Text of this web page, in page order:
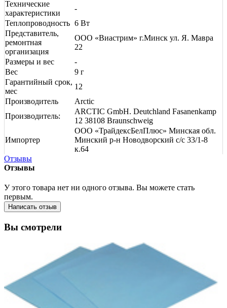
Технические
характеристики
-
Теплопроводность 6 Вт
Представитель,
ремонтная
организация
ООО «Виастрим» г.Минск ул. Я. Мавра
22
Размеры и вес
-
Вес
9 г
Гарантийный срок,
мес
12
Производитель
Arctic
Производитель:
ARCTIC GmbH. Deutchland Fasanenkamp
12 38108 Braunschweig
Импортер
ООО «ТрайдексБелПлюс» Минская обл.
Минский р-н Новодворский с/с 33/1-8
к.64
Отзывы
Отзывы
У этого товара нет ни одного отзыва. Вы можете стать
первым.
Написать отзыв
Вы смотрели